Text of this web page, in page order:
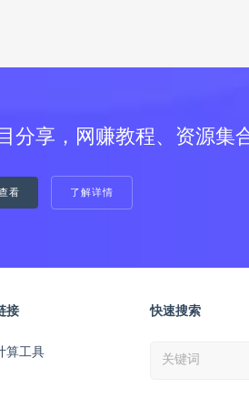
分享，网赚教程、资源集
看 了解详情
接
算工具
快速搜索